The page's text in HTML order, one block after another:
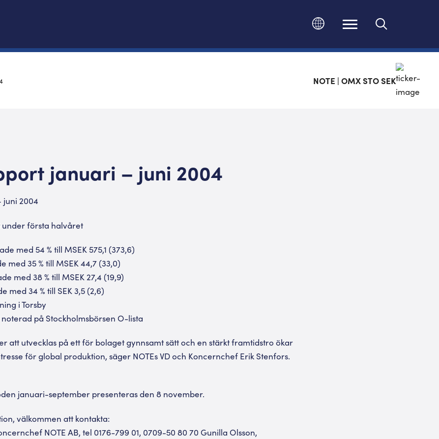
Ändra språk
NOTE | OMX STO SEK
januari – juni 2004
juni 2004
under första halvåret
med 54 % till MSEK 575,1 (373,6)
med 35 % till MSEK 44,7 (33,0)
med 38 % till MSEK 27,4 (19,9)
med 34 % till SEK 3,5 (2,6)
i Torsby
noterad på Stockholmsbörsen O-lista
att utvecklas på ett för bolaget gynnsamt sätt och en stärkt framtidstro ökar
för global produktion, säger NOTEs VD och Koncernchef Erik Stenfors.
januari-september presenteras den 8 november.
välkommen att kontakta:
NOTE AB, tel 0176-799 01, 0709-50 80 70 Gunilla Olsson,